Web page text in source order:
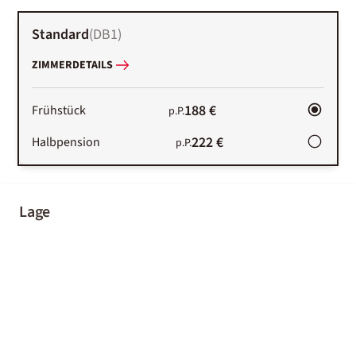
Standard(DB1)
ZIMMERDETAILS
Frühstück p.P.188 €
Halbpension p.P.222 €
Lage